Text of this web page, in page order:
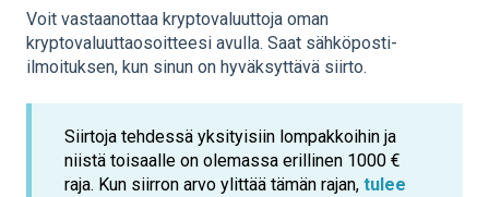
Voit vastaanottaa kryptovaluuttoja oman
kryptovaluuttaosoitteesi avulla. Saat sähköposti-
ilmoituksen, kun sinun on hyväksyttävä siirto.
Siirtoja tehdessä yksityisiin lompakkoihin ja
niistä toisaalle on olemassa erillinen 1000 €
raja. Kun siirron arvo ylittää tämän rajan, tulee